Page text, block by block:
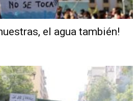
el agua también!